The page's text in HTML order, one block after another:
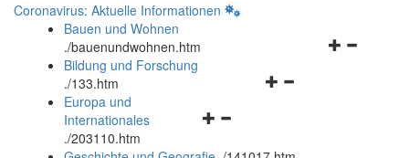
Coronavirus: Aktuelle Informationen
Bauen und Wohnen
./bauenundwohnen.htm
Navigationsmenü
Bildung und Forschung
./133.htm
Navigationsmenü
und
Europa und
Internationales
./203110.htm